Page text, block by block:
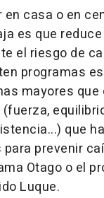
en casa o en
es que reduce
el riesgo de
programas
mayores
que
prevenir
Otago o el
Luque.